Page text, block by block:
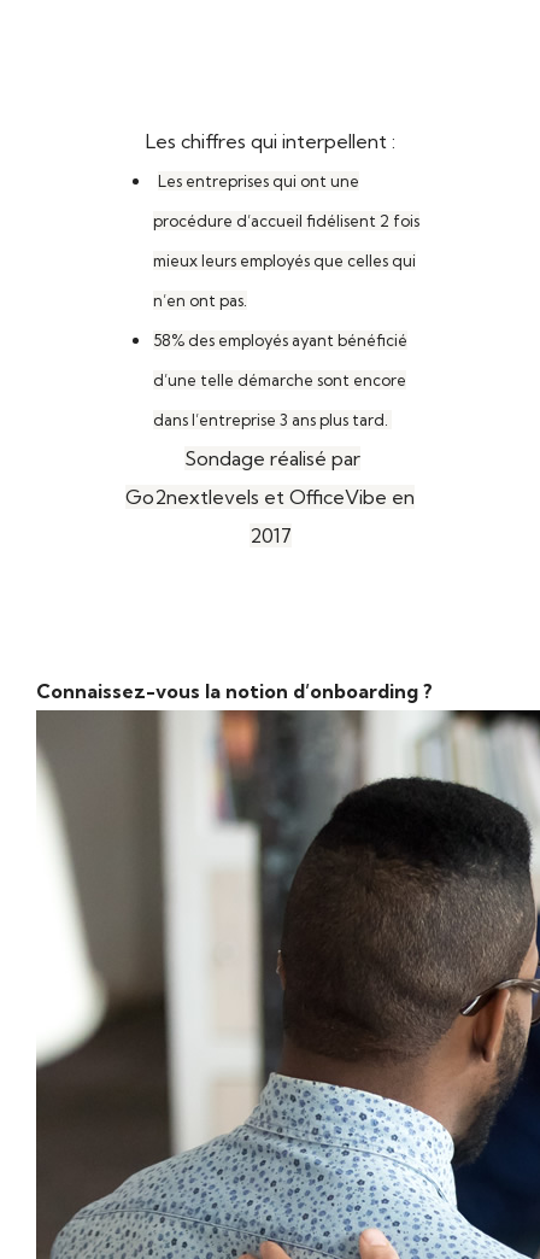
Les chiffres qui interpellent :
Les entreprises qui ont une
procédure d’accueil fidélisent 2 fois
mieux leurs employés que celles qui
n’en ont pas.
58% des employés ayant bénéficié
d’une telle démarche sont encore
dans l’entreprise 3 ansplus tard.
Sondage réalisé par
Go2nextlevels et OfficeVibe en
2017
Connaissez-vous la notion d’onboarding ?